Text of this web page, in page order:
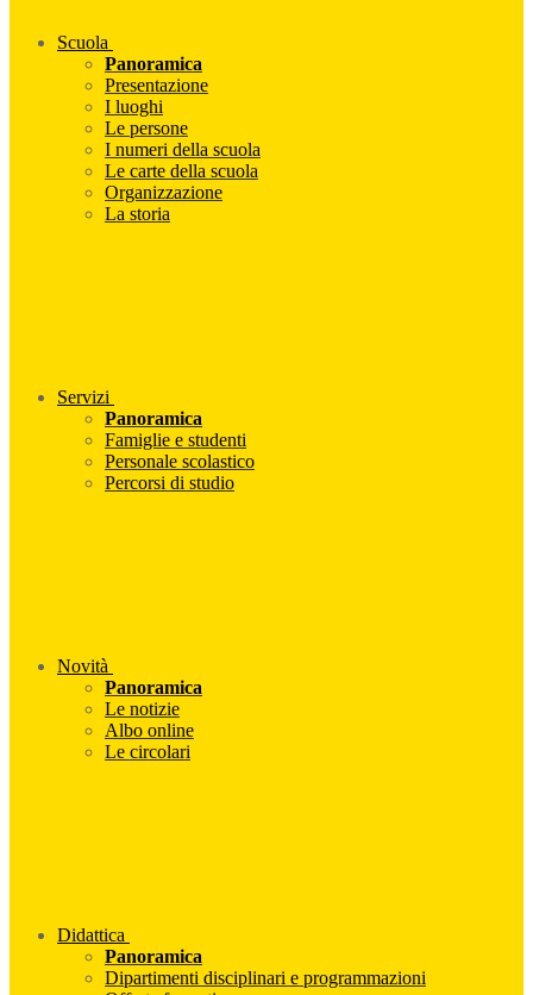
Scuola
Panoramica
Presentazione
I luoghi
Le persone
I numeri della scuola
Le carte della scuola
Organizzazione
La storia
Servizi
Panoramica
Famiglie e studenti
Personale scolastico
Percorsi di studio
Novità
Panoramica
Le notizie
Albo online
Le circolari
Didattica
Panoramica
Dipartimenti disciplinari e programmazioni